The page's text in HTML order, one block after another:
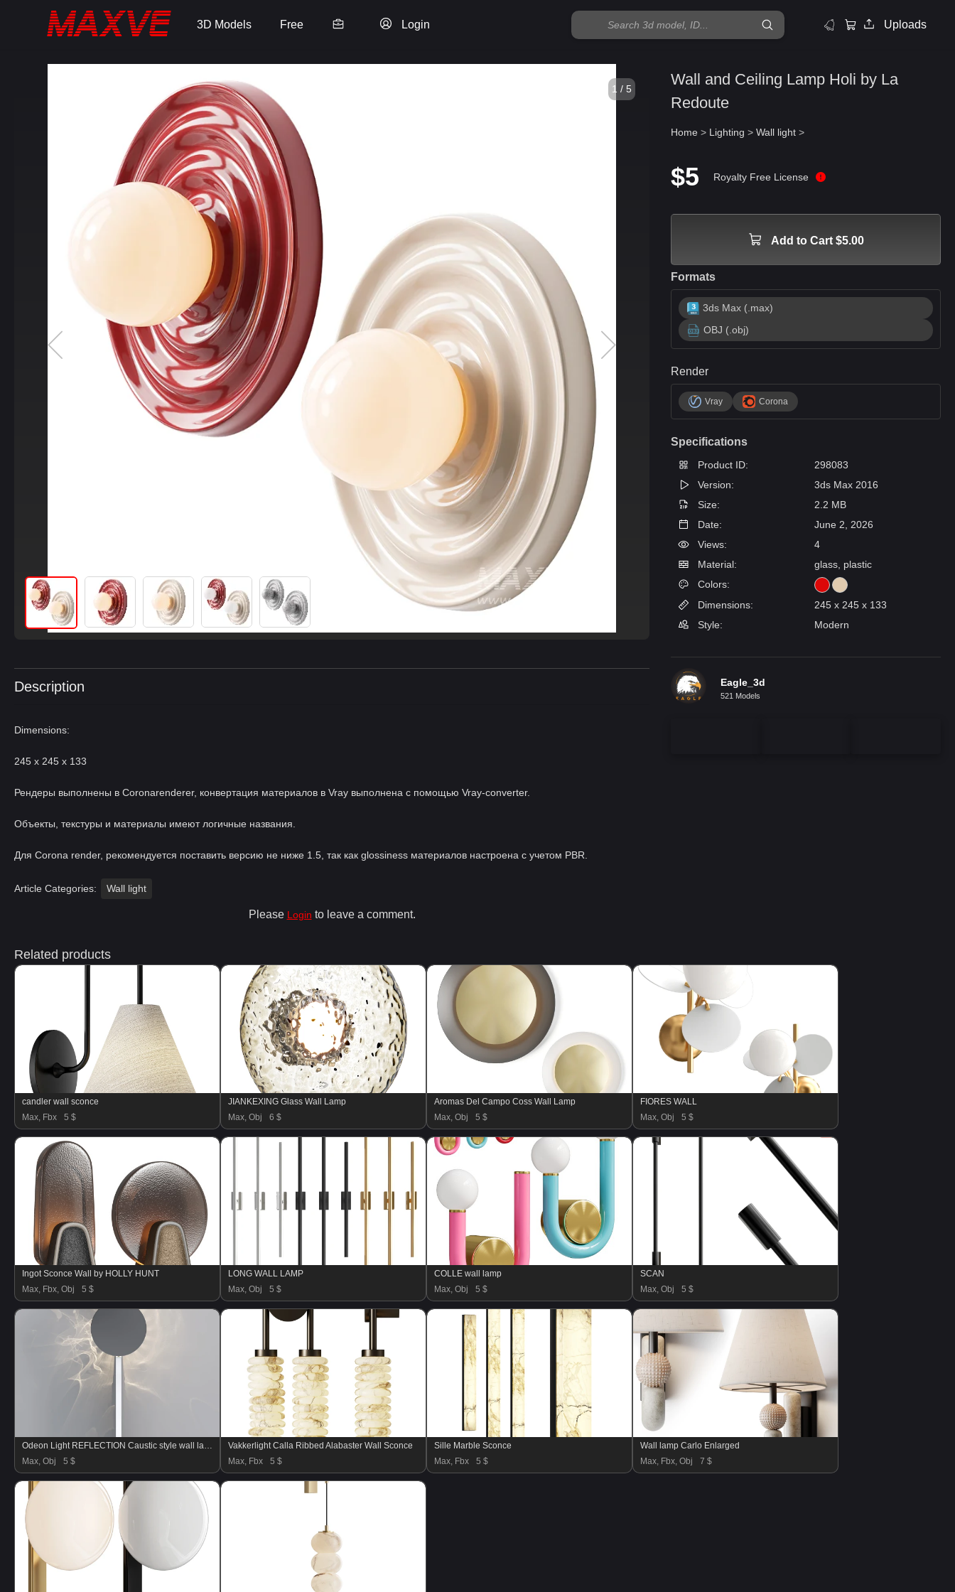
3D Models Free Login Uploads
1 / 5
Description
Dimensions:
245 x 245 x 133
Рендеры выполнены в Coronarenderer, конвертация материалов в Vray выполнена с помощью Vray-converter.
Объекты, текстуры и материалы имеют логичные названия.
Для Corona render, рекомендуется поставить версию не ниже 1.5, так как glossiness материалов настроена с учетом PBR.
Article Categories: Wall light
Please Login to leave a comment.
Wall and Ceiling Lamp Holi by La
Redoute
Home > Lighting > Wall light >
$5 Royalty Free License
Add to Cart $5.00
Formats
3ds Max (.max)
OBJ (.obj)
Render
Vray Corona
Specifications
Product ID:
298083
Version:
3ds Max 2016
Size:
2.2 MB
Date:
June 2, 2026
Views:
4
Material:
glass, plastic
Colors:
Dimensions:
245 x 245 x 133
Style:
Modern
Eagle_3d
521 Models
Related products
candler wall sconce
Max, Fbx
5 $
JIANKEXING Glass Wall Lamp
Max, Obj
6 $
Aromas Del Campo Coss Wall Lamp
Max, Obj
5 $
FIORES WALL
Max, Obj
5 $
Ingot Sconce Wall by HOLLY HUNT
Max, Fbx, Obj
5 $
LONG WALL LAMP
Max, Obj
5 $
COLLE wall lamp
Max, Obj
5 $
SCAN
Max, Obj
5 $
Odeon Light REFLECTION Caustic style wall lamp
Max, Obj
5 $
Vakkerlight Calla Ribbed Alabaster Wall Sconce
Max, Fbx
5 $
Sille Marble Sconce
Max, Fbx
5 $
Wall lamp Carlo Enlarged
Max, Fbx, Obj
7 $